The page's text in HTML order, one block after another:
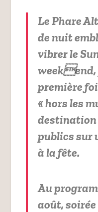
Le Phare
de nuit
vibrer le
weekend,
première
« hors les
destination
publics sur
à la fête.
Au
août,